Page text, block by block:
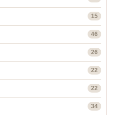
15
46
26
22
22
34